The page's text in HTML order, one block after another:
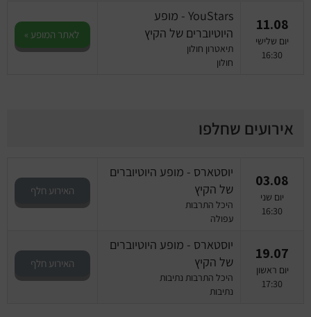
11.08
יום שלישי
16:30
YouStars - מופע
היוטיוברים של הקיץ
תיאטרון חולון
חולון
לאתר המופע »
אירועים שחלפו
03.08
יום שני
16:30
יוסטארס - מופע היוטיוברים
של הקיץ
היכל התרבות
עפולה
האירוע חלף
19.07
יום ראשון
17:30
יוסטארס - מופע היוטיוברים
של הקיץ
היכל התרבות נתיבות
נתיבות
האירוע חלף